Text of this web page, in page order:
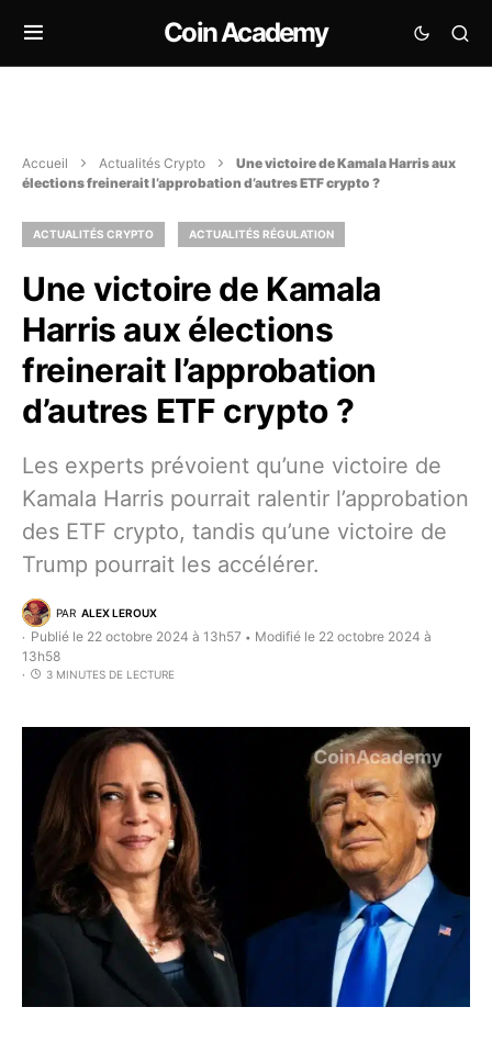
Coin Academy
Accueil Actualités Crypto
Une victoire de Kamala Harris aux
élections freinerait l’approbation d’autres ETF crypto ?
ACTUALITÉS CRYPTO ACTUALITÉS RÉGULATION
Une victoire de Kamala
Harris aux élections
freinerait l’approbation
d’autres ETF crypto ?
Les experts prévoient qu’une victoire de
Kamala Harris pourrait ralentir l’approbation
des ETF crypto, tandis qu’une victoire de
Trump pourrait les accélérer.
PAR ALEX LEROUX
Publié le 22 octobre 2024 à 13h57 • Modifié le 22 octobre 2024 à
13h58
3 MINUTES DE LECTURE